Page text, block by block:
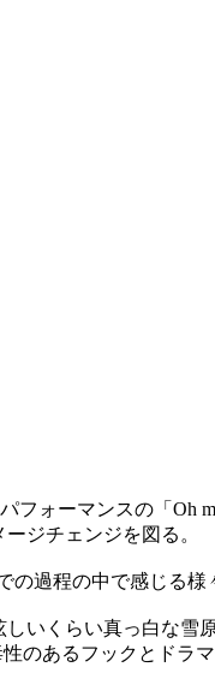
フォーマンスの「Oh
ジチェンジを図る。
過程の中で感じる様
いくらい真っ白な雪
のあるフックとドラ